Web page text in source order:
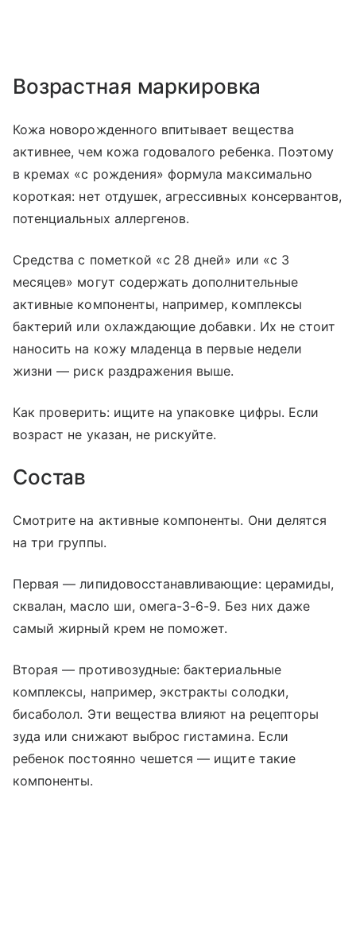
Возрастная маркировка
Кожа новорожденного впитывает вещества
активнее, чем кожа годовалого ребенка. Поэтому
в кремах «с рождения» формула максимально
короткая: нет отдушек, агрессивных консервантов,
потенциальных аллергенов.
Средства с пометкой «с 28 дней» или «с 3
месяцев» могут содержать дополнительные
активные компоненты, например, комплексы
бактерий или охлаждающие добавки. Их не стоит
наносить на кожу младенца в первые недели
жизни — риск раздражения выше.
Как проверить: ищите на упаковке цифры. Если
возраст не указан, не рискуйте.
Состав
Смотрите на активные компоненты. Они делятся
на три группы.
Первая — липидовосстанавливающие: церамиды,
сквалан, масло ши, омега-3-6-9. Без них даже
самый жирный крем не поможет.
Вторая — противозудные: бактериальные
комплексы, например, экстракты солодки,
бисаболол. Эти вещества влияют на рецепторы
зуда или снижают выброс гистамина. Если
ребенок постоянно чешется — ищите такие
компоненты.